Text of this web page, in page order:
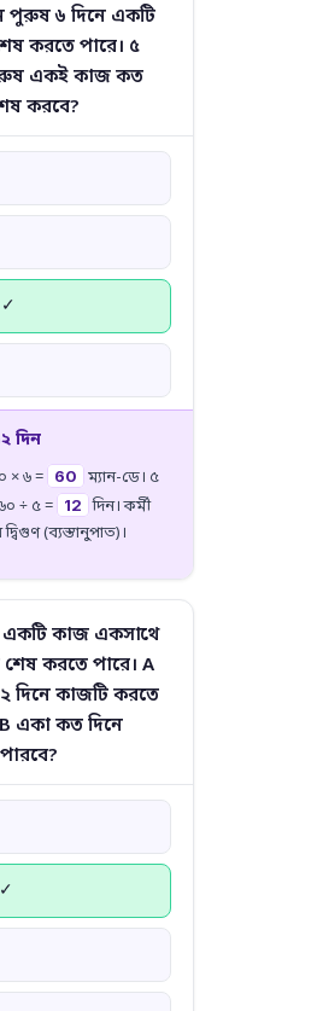
পুরুষ ৬ দিনে একটি
করতে পারে। ৫
একই কাজ কত
করবে?
✓
দিন
× ৬ = 60
ম্যান-ডে। ৫
÷ ৫ =
12 দিন। কর্মী
(ব্যস্তানুপাত)।
কাজ একসাথে
শেষ করতে পারে। A
দিনে কাজটি করতে
একা কত দিনে